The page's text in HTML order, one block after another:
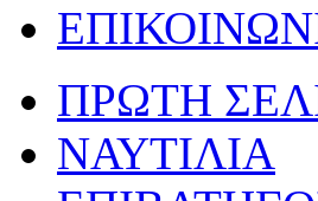
ΠΡΩΤΗ
ΝΑΥΤΙΛΙΑ